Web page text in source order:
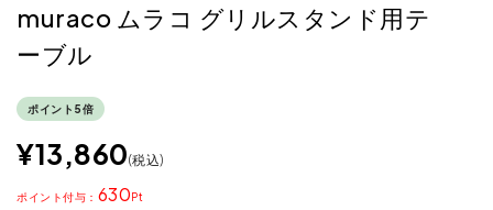
muraco ムラコ グリルスタンド用テ
ーブル
ポイント5倍
¥13,860 税込
630
ポイント